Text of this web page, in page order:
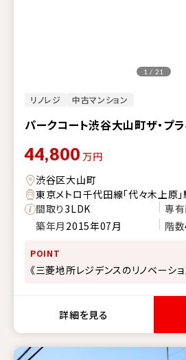
リノレジ 中古マンション
パークコート渋谷大山町ザ・プ
1 / 21
44,800 万円
渋谷区大山町
東京メトロ千代田線「代々木上原
間取り3LDK 専
築年月 2015年07月 階数
POINT
《三菱地所レジデンスのリノベーショ
詳細を見る